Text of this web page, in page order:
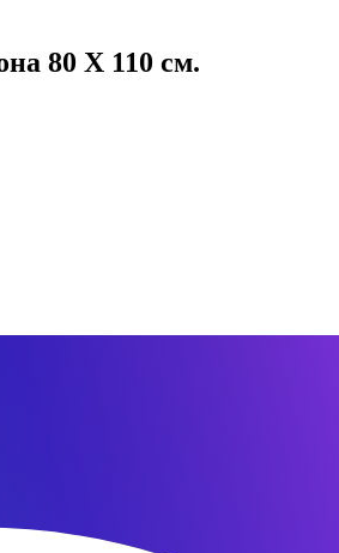
80 Х 110 см.